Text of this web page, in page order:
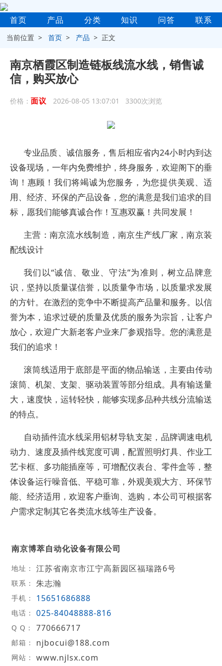
首页 产品 分类 知识 问答 联系
当前位置 >首页 > 产品 > 正文
南京栖霞区制造链板线流水线，销售诚
信，购买放心
价格： 面议 2026-08-05 13:07:01 3300次浏览
专业品质、诚信服务，售后相应省内24小时内到达
设备现场，一年内免费维护，终身服务，欢迎阁下的垂
询！惠顾！我们将竭诚为您服务，为您提供美观、适
用、经济、环保的产品设备，您的满意是我们追求的目
标，愿我们能够真诚合作！互惠双赢！共同发展！
主营：南京流水线制造，南京生产线厂家，南京装
配线设计
我们以“诚信、敬业、守法”为准则，树立品牌意
识，坚持以质量谋信誉，以质量争市场，以质量求发展
的方针。在激烈的竞争中不断提高产品量和服务。以信
誉为本，追求过硬的质量及优质的服务为宗旨，让客户
放心，欢迎广大新老客户业来厂参观指导。您的满意是
我们的追求！
滚筒线适用于底部是平面的物品输送，主要由传动
滚筒、机架、支架、驱动装置等部分组成。具有输送量
大，速度快，运转轻快，能够实现多品种共线分流输送
的特点。
自动插件流水线采用铝材导轨支架，品牌调速电机
动力、速度及插件线宽度可调，配置照明灯具、作业工
艺卡框、多功能插座等，可增配仪表台、零件盒等，整
体设备运行噪音低、平稳可靠，外观美观大方、环保节
能、经济适用，欢迎客户垂询、选购，本公司可根据客
户需求定制其它各类流水线等生产设备。
南京博萃自动化设备有限公司
地址： 江苏省南京市江宁高新园区福瑞路6号
联系： 朱志瀚
手机： 15651686888
电话： 025-84048888-816
Q Q： 770666717
邮箱： njbocui@188.com
网站： www.njlsx.com